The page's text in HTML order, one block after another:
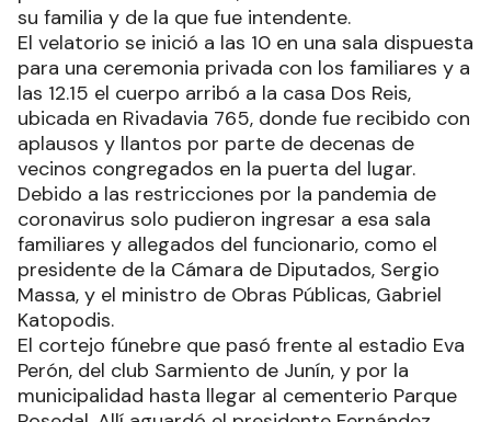
su familia y de la que fue intendente.
El velatorio se inició a las 10 en una sala dispuesta
para una ceremonia privada con los familiares y a
las 12.15 el cuerpo arribó a la casa Dos Reis,
ubicada en Rivadavia 765, donde fue recibido con
aplausos y llantos por parte de decenas de
vecinos congregados en la puerta del lugar.
Debido a las restricciones por la pandemia de
coronavirus solo pudieron ingresar a esa sala
familiares y allegados del funcionario, como el
presidente de la Cámara de Diputados, Sergio
Massa, y el ministro de Obras Públicas, Gabriel
Katopodis.
El cortejo fúnebre que pasó frente al estadio Eva
Perón, del club Sarmiento de Junín, y por la
municipalidad hasta llegar al cementerio Parque